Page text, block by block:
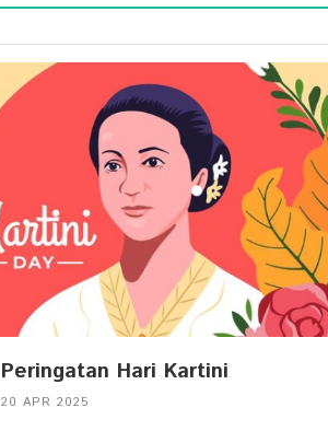
Peringatan Hari Kartini
20 APR 2025